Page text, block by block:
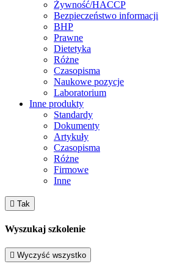
Żywność/HACCP
Bezpieczeństwo informacji
BHP
Prawne
Dietetyka
Różne
Czasopisma
Naukowe pozycje
Laboratorium
Inne produkty
Standardy
Dokumenty
Artykuły
Czasopisma
Różne
Firmowe
Inne
 Tak
Wyszukaj szkolenie
 Wyczyść wszystko